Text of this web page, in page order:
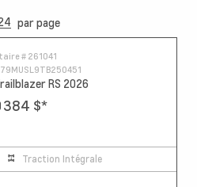
par page
# 261041
RS 2026
384 $*
Traction Intégrale